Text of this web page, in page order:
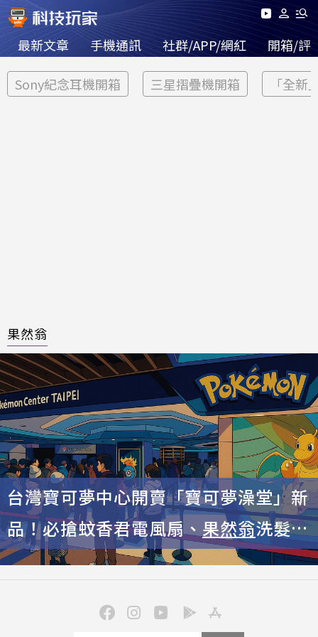
最新文章 手機通訊 社群/APP/網紅 開箱/評
Sony紀念耳機開箱 三星摺疊機開箱 「全新
果然翁
台灣寶可夢中心開賣「寶可夢澡堂」新
品！必搶蚊香君電風扇、 果然翁洗髮精
瓶